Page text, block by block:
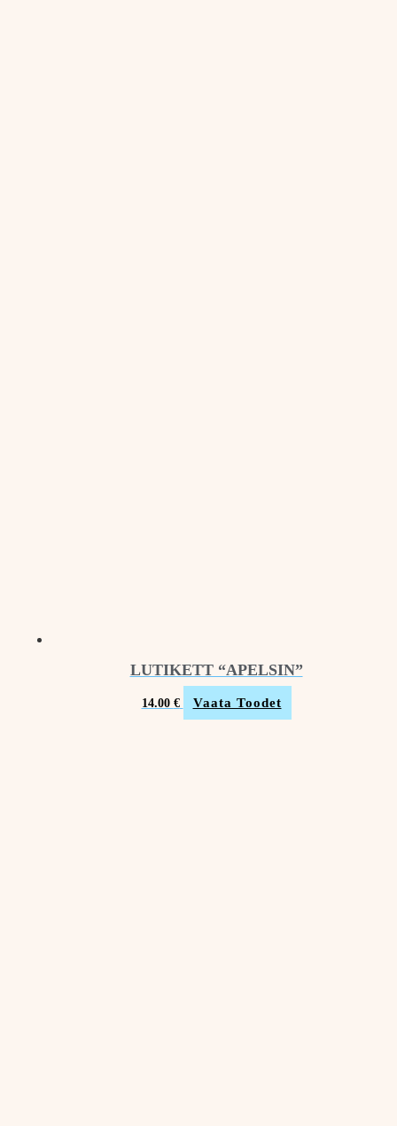
LUTIKETT “APELSIN”
14.00 € Vaata Toodet